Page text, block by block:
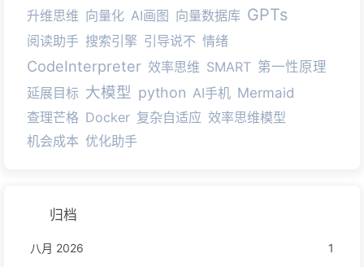
升维思维 向量化 AI画图 向量数据库 GPTs
阅读助手 搜索引擎 引导说不 情绪
CodeInterpreter 效率思维 SMART 第一性原理
延展目标 大模型 python AI手机 Mermaid
查理芒格 Docker 复杂自适应 效率思维模型
机会成本 优化助手
归档
八月 2026
1